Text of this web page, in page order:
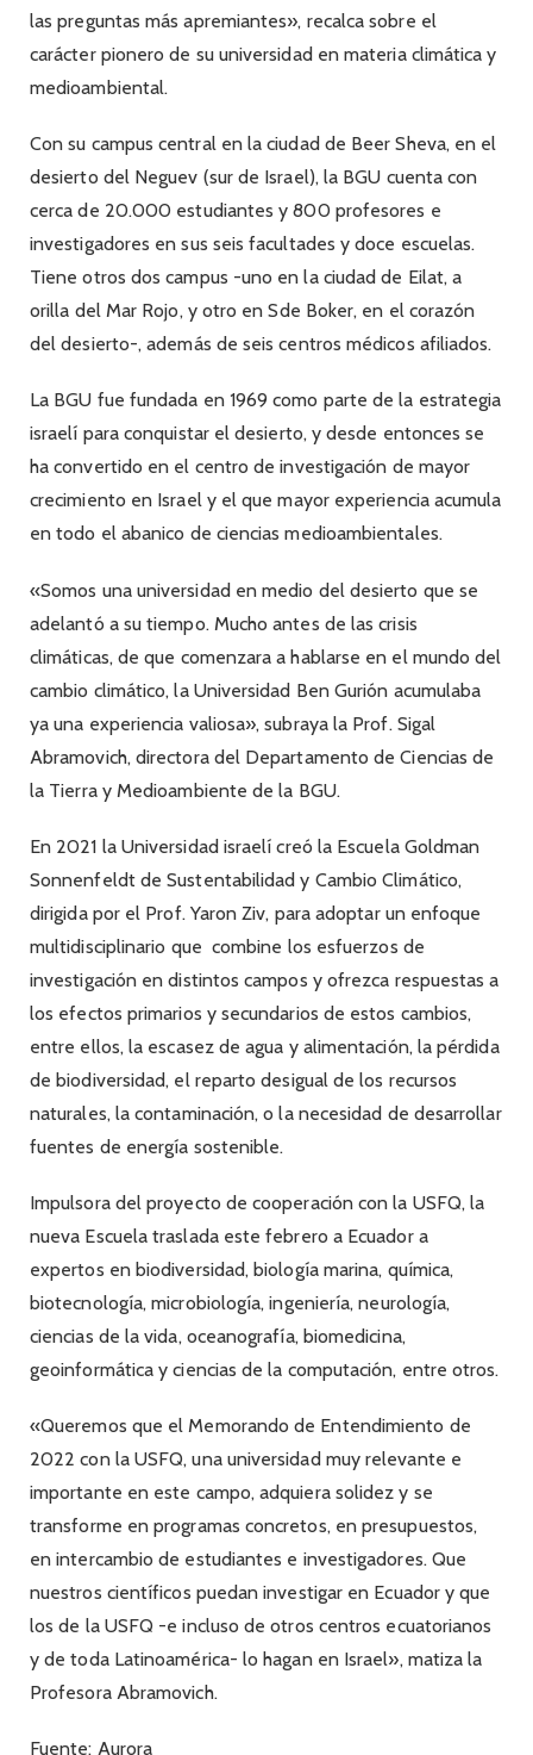
las preguntas más apremiantes», recalca sobre el
carácter pionero de su universidad en materia climática y
medioambiental.
Con su campus central en la ciudad de Beer Sheva, en el
desierto del Neguev (sur de Israel), la BGU cuenta con
cerca de 20.000 estudiantes y 800 profesores e
investigadores en sus seis facultades y doce escuelas.
Tiene otros dos campus -uno en la ciudad de Eilat, a
orilla del Mar Rojo, y otro en Sde Boker, en el corazón
del desierto-, además de seis centros médicos afiliados.
La BGU fue fundada en 1969 como parte de la estrategia
israelí para conquistar el desierto, y desde entonces se
ha convertido en el centro de investigación de mayor
crecimiento en Israel y el que mayor experiencia acumula
en todo el abanico de ciencias medioambientales.
«Somos una universidad en medio del desierto que se
adelantó a su tiempo. Mucho antes de las crisis
climáticas, de que comenzara a hablarse en el mundo del
cambio climático, la Universidad Ben Gurión acumulaba
ya una experiencia valiosa», subraya la Prof. Sigal
Abramovich, directora del Departamento de Ciencias de
la Tierra y Medioambiente de la BGU.
En 2021 la Universidad israelí creó la Escuela Goldman
Sonnenfeldt de Sustentabilidad y Cambio Climático,
dirigida por el Prof. Yaron Ziv, para adoptar un enfoque
multidisciplinario que combine los esfuerzos de
investigación en distintos campos y ofrezca respuestas a
los efectos primarios y secundarios de estos cambios,
entre ellos, la escasez de agua y alimentación, la pérdida
de biodiversidad, el reparto desigual de los recursos
naturales, la contaminación, o la necesidad de desarrollar
fuentes de energía sostenible.
Impulsora del proyecto de cooperación con la USFQ, la
nueva Escuela traslada este febrero a Ecuador a
expertos en biodiversidad, biología marina, química,
biotecnología, microbiología, ingeniería, neurología,
ciencias de la vida, oceanografía, biomedicina,
geoinformática y ciencias de la computación, entre otros.
«Queremos que el Memorando de Entendimiento de
2022 con la USFQ, una universidad muy relevante e
importante en este campo, adquiera solidez y se
transforme en programas concretos, en presupuestos,
en intercambio de estudiantes e investigadores. Que
nuestros científicos puedan investigar en Ecuador y que
los de la USFQ -e incluso de otros centros ecuatorianos
y de toda Latinoamérica- lo hagan en Israel», matiza la
Profesora Abramovich.
Fuente: Aurora